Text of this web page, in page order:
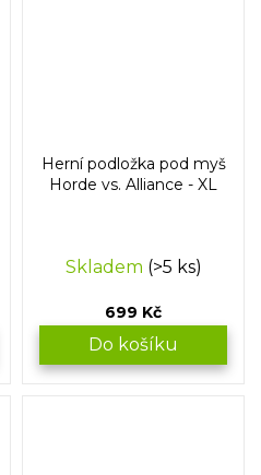
Herní podložka pod myš
Horde vs. Alliance - XL
Skladem (>5 ks)
699 Kč
Do košíku